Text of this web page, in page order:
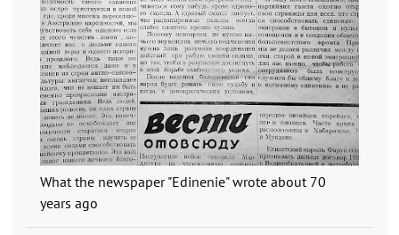
What the newspaper "Edinenie" wrote about 70
years ago